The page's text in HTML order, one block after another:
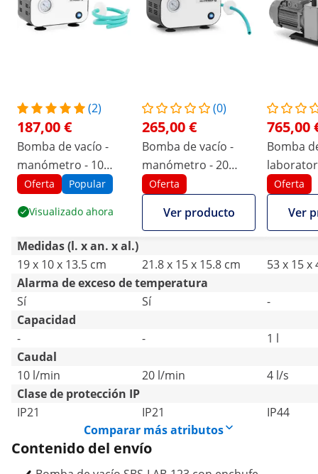
(2)
187,00 €
Bomba de vacío -
manómetro - 10
L/min - sin aceite
Oferta Popular
Visualizado ahora
(0)
265,00 €
Bomba de vacío -
manómetro - 20
L/min - sin aceite
Oferta
Ver producto
765,00
Bomba
0,06 Pa
Oferta
Ver
Medidas (l. x an. x al.)
19 x 10 x 13.5 cm
21.8 x 15 x 15.8 cm
53 x 15 x
Alarma de exceso de temperatura
Sí
Sí
-
Capacidad
-
-
1 l
Caudal
10 l/min
20 l/min
4 l/s
Clase de protección IP
IP21
IP21
IP44
Comparar más atributos
Contenido del envío